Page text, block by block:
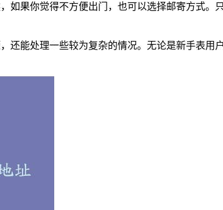
如果你觉得不方便出门，也可以选择邮寄方式
还能处理一些较为复杂的情况。无论是新手表